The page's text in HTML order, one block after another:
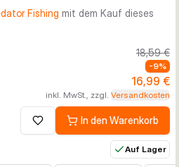
Fishing mit dem Kauf dieses
18,59 €
-9%
16,99 €
inkl. MwSt., zzgl. Versandkosten
Zur Wunschliste hinzufügen
In den Warenkorb
Auf Lager
14,99